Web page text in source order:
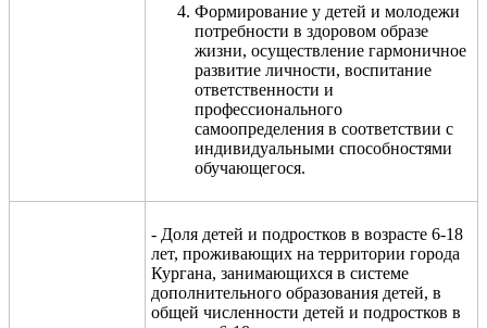
Формирование у детей и молодежи
потребности в здоровом образе
жизни, осуществление гармоничное
развитие личности, воспитание
ответственности и
профессионального
самоопределения в соответствии с
индивидуальными способностями
обучающегося.
- Доля детей и подростков в возрасте 6-18
лет, проживающих на территории города
Кургана, занимающихся в системе
дополнительного образования детей, в
общей численности детей и подростков в